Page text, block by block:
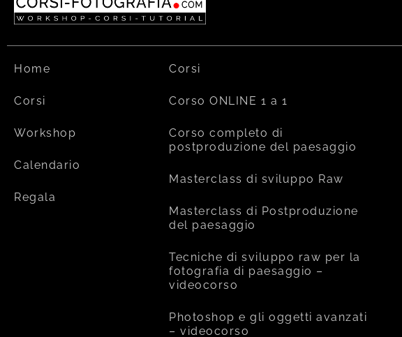
Home
Corsi
Workshop
Calendario
Regala
Corsi
Corso ONLINE 1 a 1
Corso completo di
postproduzione del paesaggio
Masterclass di sviluppo Raw
Masterclass di Postproduzione
del paesaggio
Tecniche di sviluppo raw per la
fotografia di paesaggio –
videocorso
Photoshop e gli oggetti avanzati
– videocorso